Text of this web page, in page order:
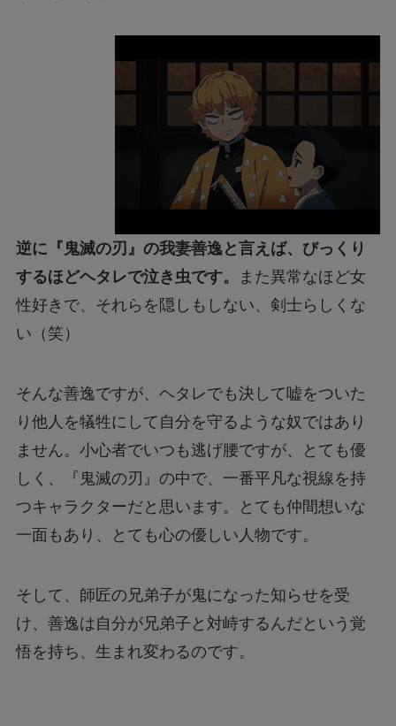
逆に『鬼滅の刃』の我妻善逸と言えば、びっくり
するほどヘタレで泣き虫です。
また異常なほど女
性好きで、それらを隠しもしない、剣士らしくな
い（笑）
そんな善逸ですが、ヘタレでも決して嘘をついた
り他人を犠牲にして自分を守るような奴ではあり
ません。小心者でいつも逃げ腰ですが、とても優
しく、『鬼滅の刃』の中で、一番平凡な視線を持
つキャラクターだと思います。とても仲間想いな
一面もあり、とても心の優しい人物です。
そして、師匠の兄弟子が鬼になった知らせを受
け、善逸は自分が兄弟子と対峙するんだという覚
悟を持ち、生まれ変わるのです。